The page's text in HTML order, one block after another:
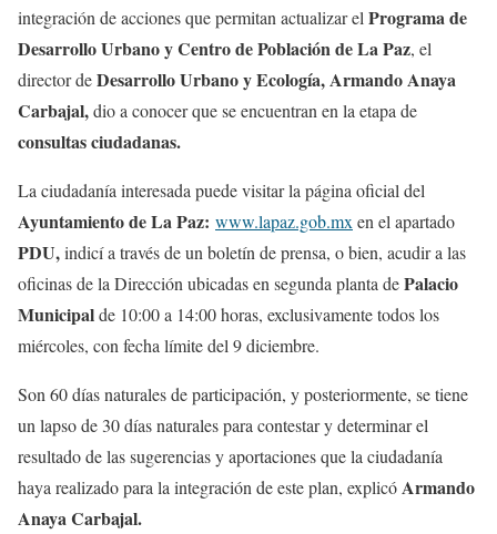
integración de acciones que permitan actualizar el Programa de
Desarrollo Urbano y Centro de Población de La Paz, el
director deDesarrollo Urbano y Ecología, Armando Anaya
Carbajal,dio a conocer que se encuentran en la etapa de
consultas ciudadanas.
La ciudadanía interesada puede visitar la página oficial del
Ayuntamiento de La Paz: www.lapaz.gob.mx en el apartado
PDU,indicí a través de un boletín de prensa, o bien, acudir a las
oficinas de la Dirección ubicadas en segunda planta dePalacio
Municipalde 10:00 a 14:00 horas, exclusivamente todos los
miércoles, con fecha límite del 9 diciembre.
Son 60 días naturales de participación, y posteriormente, se tiene
un lapso de 30 días naturales para contestar y determinar el
resultado de las sugerencias y aportaciones que la ciudadanía
haya realizado para la integración de este plan, explicóArmando
Anaya Carbajal.